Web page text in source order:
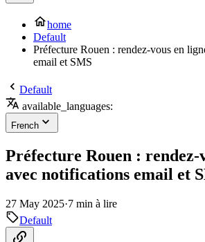
home
Default
Préfecture Rouen : rendez-vous en
email et SMS
Default
available_languages:
French
Préfecture Rouen : rendez-
avec notifications email et
27 May 2025·7 min à lire
Default